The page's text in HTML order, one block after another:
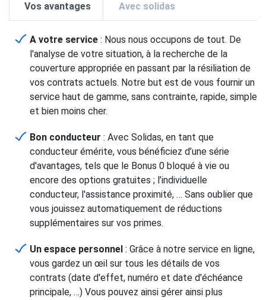
Vos avantages Avec solidas
A votre service : Nous nous occupons de tout. De
l'analyse de votre situation, à la recherche de la
couverture appropriée en passant par la résiliation de
vos contrats actuels. Notre but est de vous fournir un
service haut de gamme, sans contrainte, rapide, simple
et bien moins cher.
Bon conducteur : Avec Solidas, en tant que
conducteur émérite, vous bénéficiez d’une série
d'avantages, tels que le Bonus 0 bloqué à vie ou
encore des options gratuites ; l’individuelle
conducteur, l'assistance proximité, … Sans oublier que
vous jouissez automatiquement de réductions
supplémentaires sur vos primes.
Un espace personnel : Grâce à notre service en ligne,
vous gardez un œil sur tous les détails de vos
contrats (date d'effet, numéro et date d'échéance
principale, …) Vous pouvez ainsi gérer ainsi plus